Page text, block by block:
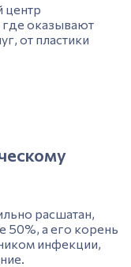
центр
где оказывают
от пластики
расшатан,
а его корень
инфекции,